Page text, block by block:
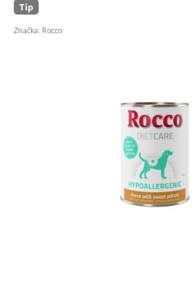
Tip
Značka: Rocco